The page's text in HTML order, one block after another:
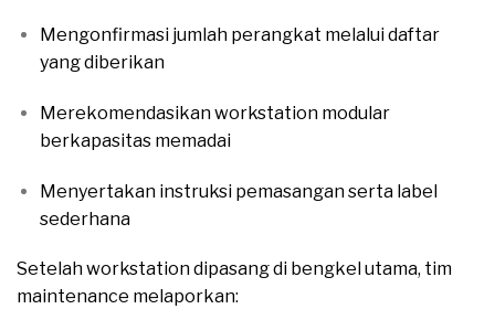
Mengonfirmasi jumlah perangkat melalui daftar
yang diberikan
Merekomendasikan workstation modular
berkapasitas memadai
Menyertakan instruksi pemasangan serta label
sederhana
Setelah workstation dipasang di bengkel utama, tim
maintenance melaporkan: